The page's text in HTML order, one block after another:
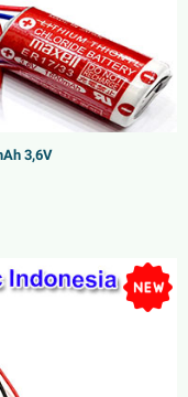
3,6V